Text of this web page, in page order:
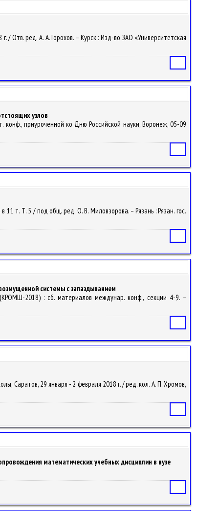
/ Отв. ред. А. А. Горохов. – Курск : Изд-во ЗАО «Университетская
узлов
приуроченной ко Дню Российской науки, Воронеж, 05-09
т. Т. 5 / под общ. ред. О. В. Миловзорова. – Рязань : Рязан. гос.
системы с запаздыванием
2018) : сб. материалов междунар. конф., секции 4-9. –
Саратов, 29 января - 2 февраля 2018 г. / ред. кол. А. П. Хромов,
математических учебных дисциплин в вузе